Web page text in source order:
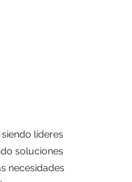
líderes
soluciones
necesidades